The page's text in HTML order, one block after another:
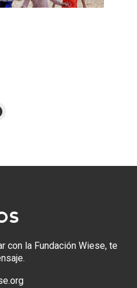
con la Fundación Wiese, te